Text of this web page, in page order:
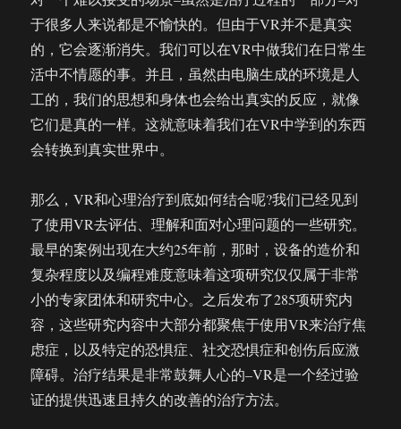
于很多人来说都是不愉快的。但由于VR并不是真实
的，它会逐渐消失。我们可以在VR中做我们在日常生
活中不情愿的事。并且，虽然由电脑生成的环境是人
工的，我们的思想和身体也会给出真实的反应，就像
它们是真的一样。这就意味着我们在VR中学到的东西
会转换到真实世界中。
那么，VR和心理治疗到底如何结合呢?我们已经见到
了使用VR去评估、理解和面对心理问题的一些研究。
最早的案例出现在大约25年前，那时，设备的造价和
复杂程度以及编程难度意味着这项研究仅仅属于非常
小的专家团体和研究中心。之后发布了285项研究内
容，这些研究内容中大部分都聚焦于使用VR来治疗焦
虑症，以及特定的恐惧症、社交恐惧症和创伤后应激
障碍。治疗结果是非常鼓舞人心的–VR是一个经过验
证的提供迅速且持久的改善的治疗方法。